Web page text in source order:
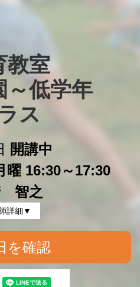
教室
～低学年
ス
開講中
曜 16:30～17:30
智之
詳細▼
を確認